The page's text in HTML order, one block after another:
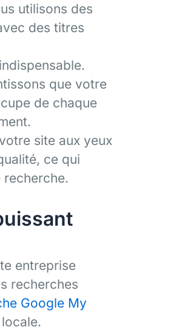
utilisons des
des titres
que votre
de chaque
site aux yeux
ce qui
recherche.
entreprise
recherches
Google My